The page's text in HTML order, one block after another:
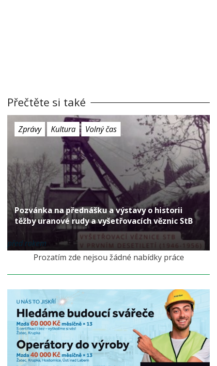
Přečtěte si také
Zprávy Kultura Volný čas
Pozvánka na přednášku a výstavy o historii
těžby uranové rudy a vyšetřovacích věznic StB
před rokem
Prozatím zde nejsou žádné nabídky práce